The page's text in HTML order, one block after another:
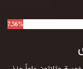
7.56%